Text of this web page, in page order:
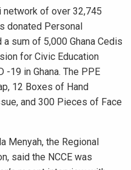
network of over 32,745
donated Personal
sum of 5,000 Ghana Cedis
for Civic Education
-19 in Ghana. The PPE
12 Boxes of Hand
and 300 Pieces of Face
Menyah, the Regional
said the NCCE was